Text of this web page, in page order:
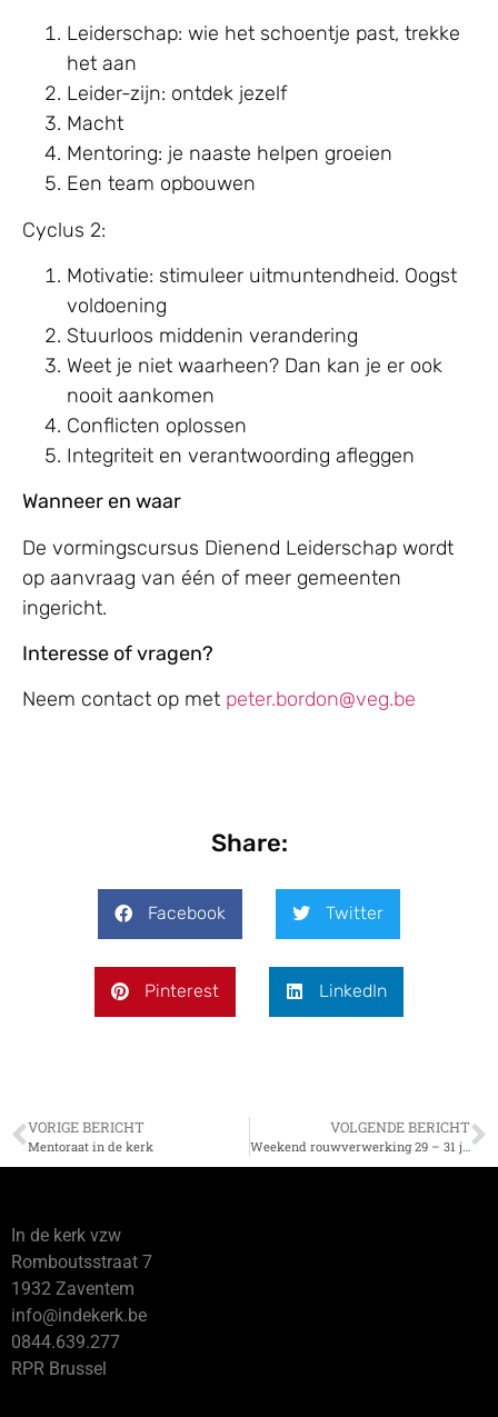
Leiderschap: wie het schoentje past, trekke
het aan
Leider-zijn: ontdek jezelf
Macht
Mentoring: je naaste helpen groeien
Een team opbouwen
Cyclus 2:
Motivatie: stimuleer uitmuntendheid. Oogst
voldoening
Stuurloos middenin verandering
Weet je niet waarheen? Dan kan je er ook
nooit aankomen
Conflicten oplossen
Integriteit en verantwoording afleggen
Wanneer en waar
De vormingscursus Dienend Leiderschap wordt
op aanvraag van één of meer gemeenten
ingericht.
Interesse of vragen?
Neem contact op met peter.bordon@veg.be
Share:
Facebook Twitter
Pinterest LinkedIn
VORIGE BERICHT
Mentoraat in de kerk
VOLGENDE BERICHT
In de kerk vzw
Romboutsstraat 7
1932 Zaventem
info@indekerk.be
0844.639.277
RPR Brussel